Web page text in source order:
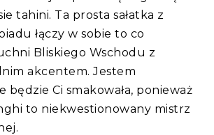
tahini. Ta prosta sałatka z
łączy w sobie to co
Bliskiego Wschodu z
akcentem. Jestem
będzie Ci smakowała, ponieważ
to niekwestionowany mistrz